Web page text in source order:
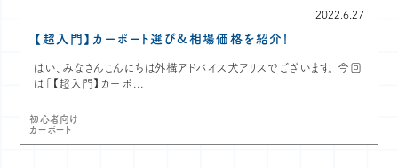
2022.6.27
【超入門】カーポート選び&相場価格を紹介！
はい、みなさんこんにちは外構アドバイス犬アリスでございます。 今回
は「【超入門】カーポ...
初心者向け
カーポート